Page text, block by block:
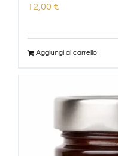
12,00 €
Aggiungi al carrello